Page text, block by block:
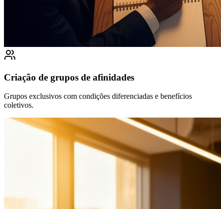
Criação de grupos de afinidades
Grupos exclusivos com condições diferenciadas e benefícios
coletivos.